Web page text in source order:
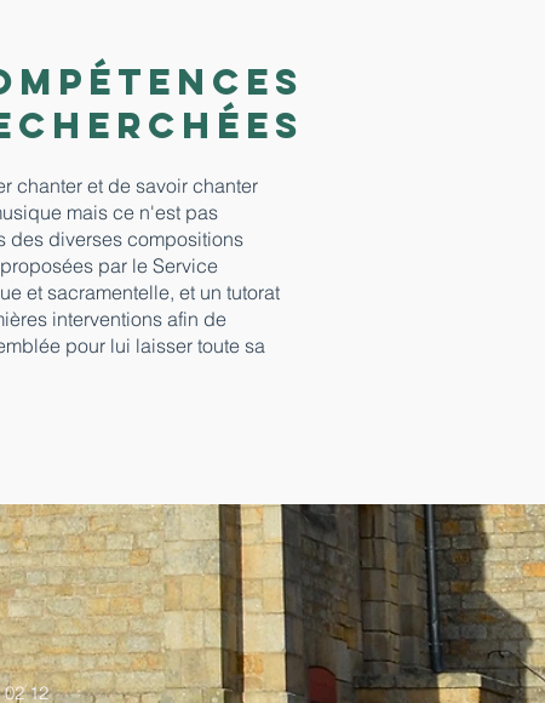
chanter et de savoir chanter
mais ce n'est pas
des diverses compositions
par le Service
et sacramentelle, et un tutorat
interventions afin de
pour lui laisser toute sa
02 12